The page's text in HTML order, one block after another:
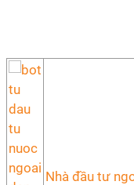
Nhà đầu tư